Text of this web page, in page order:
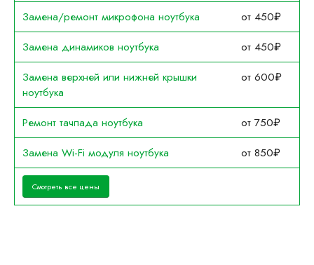
Замена/ремонт микрофона ноутбука
от 450₽
Замена динамиков ноутбука
от 450₽
Замена верхней или нижней крышки
ноутбука
от 600₽
Ремонт тачпада ноутбука
от 750₽
Замена Wi-Fi модуля ноутбука
от 850₽
Смотреть все цены